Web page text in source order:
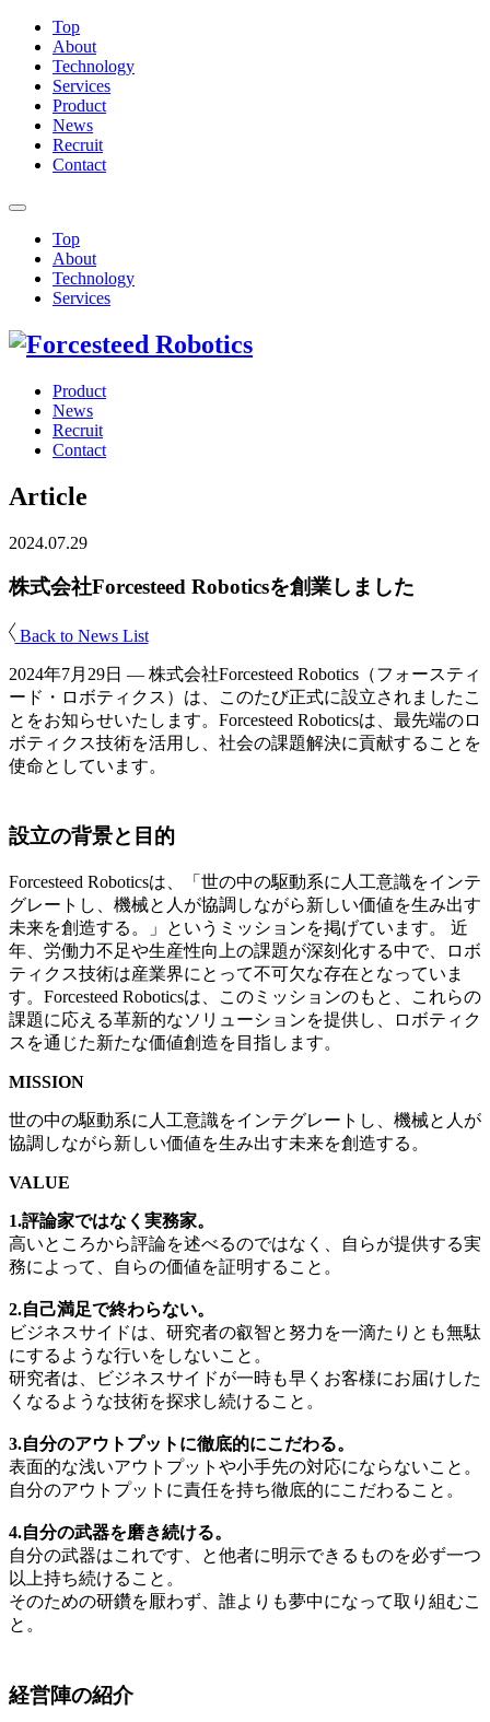
Top
About
Technology
Services
Product
News
Recruit
Contact
Top
About
Technology
Services
Product
News
Recruit
Contact
Article
2024.07.29
株式会社Forcesteed Roboticsを創業しました
Back to News List
2024年7月29日 — 株式会社Forcesteed Robotics（フォースティ
ード・ロボティクス）は、このたび正式に設立されましたこ
とをお知らせいたします。Forcesteed Roboticsは、最先端のロ
ボティクス技術を活用し、社会の課題解決に貢献することを
使命としています。
設立の背景と目的
Forcesteed Roboticsは、「世の中の駆動系に人工意識をインテ
グレートし、機械と人が協調しながら新しい価値を生み出す
未来を創造する。」というミッションを掲げています。 近
年、労働力不足や生産性向上の課題が深刻化する中で、ロボ
ティクス技術は産業界にとって不可欠な存在となっていま
す。Forcesteed Roboticsは、このミッションのもと、これらの
課題に応える革新的なソリューションを提供し、ロボティク
スを通じた新たな価値創造を目指します。
MISSION
世の中の駆動系に人工意識をインテグレートし、機械と人が
協調しながら新しい価値を生み出す未来を創造する。
VALUE
1.評論家ではなく実務家。
高いところから評論を述べるのではなく、自らが提供する実
務によって、自らの価値を証明すること。
2.自己満足で終わらない。
ビジネスサイドは、研究者の叡智と努力を一滴たりとも無駄
にするような行いをしないこと。
研究者は、ビジネスサイドが一時も早くお客様にお届けした
くなるような技術を探求し続けること。
3.自分のアウトプットに徹底的にこだわる。
表面的な浅いアウトプットや小手先の対応にならないこと。
自分のアウトプットに責任を持ち徹底的にこだわること。
4.自分の武器を磨き続ける。
自分の武器はこれです、と他者に明示できるものを必ず一つ
以上持ち続けること。
そのための研鑽を厭わず、誰よりも夢中になって取り組むこ
と。
経営陣の紹介